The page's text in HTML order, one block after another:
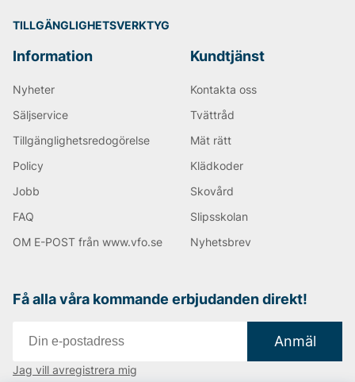
TILLGÄNGLIGHETSVERKTYG
Information
Nyheter
Säljservice
Tillgänglighetsredogörelse
Policy
Jobb
FAQ
OM E-POST från www.vfo.se
Kundtjänst
Kontakta oss
Tvättråd
Mät rätt
Klädkoder
Skovård
Slipsskolan
Nyhetsbrev
Få alla våra kommande erbjudanden direkt!
Anmäl
Jag vill avregistrera mig